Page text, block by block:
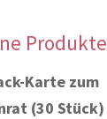
Produkte
Karte zum
(30 Stück)